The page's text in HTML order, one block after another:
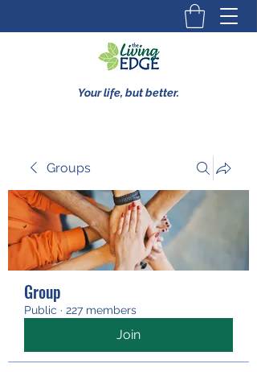
Your life, but better.
Groups
Group
Public · 227 members
Join